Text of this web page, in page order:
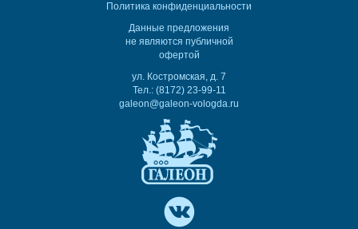
Политика конфиденциальности
Данные предложения
не являются публичной
офертой
ул. Костромская, д. 7
Тел.: (8172) 23-99-11
galeon@galeon-vologda.ru